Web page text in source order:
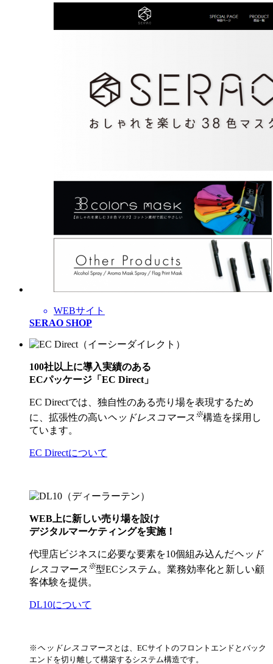
WEBサイト
SERAO SHOP
100社以上に導入実績のある
ECパッケージ「EC Direct」
EC Directでは、独自性のある売り場を表現するため
に、拡張性の高いヘッドレスコマース ※構造を採用し
ています。
EC Directについて
WEB上に新しい売り場を設け
デジタルマーケティングを実施！
代理店ビジネスに必要な要素を10個組み込んだヘッド
レスコマース ※型ECシステム。業務効率化と新しい顧
客体験を提供。
DL10について
※ ヘッドレスコマース とは、ECサイトのフロントエンドとバック
エンドを切り離して構築するシステム構造です。